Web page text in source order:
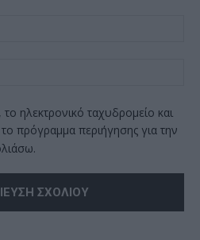
ηλεκτρονικό ταχυδρομείο και
πρόγραμμα περιήγησης για την